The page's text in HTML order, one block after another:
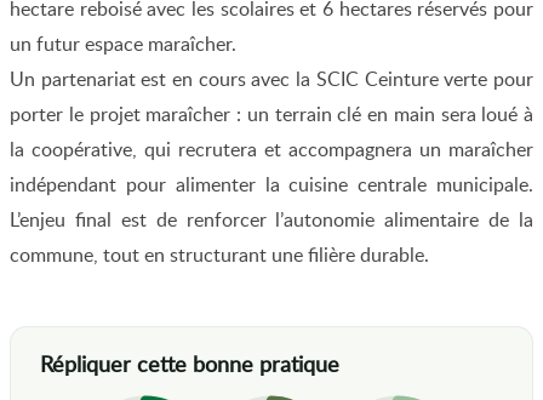
hectare reboisé avec les scolaires et 6 hectares réservés pour
un futur espace maraîcher.
Un partenariat est en cours avec la SCIC Ceinture verte pour
porter le projet maraîcher : un terrain clé en main sera loué à
la coopérative, qui recrutera et accompagnera un maraîcher
indépendant pour alimenter la cuisine centrale municipale.
L’enjeu final est de renforcer l’autonomie alimentaire de la
commune, tout en structurant une filière durable.